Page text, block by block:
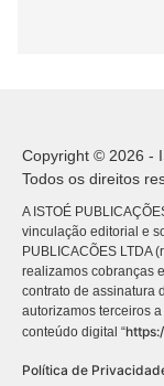
Copyright © 2026 -
Todos os direitos
A ISTOÉ
vinculação editorial e
PUBLICACÕES LTDA
realizamos cobranças
contrato de assinatura
autorizamos terceiros
conteúdo digital “
Política de